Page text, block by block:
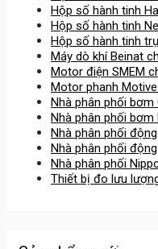
Hộp số hành tinh
Hộp số hành tinh
Hộp số hành tinh
Máy dò khí Beinat
Motor điện SMEM
Motor phanh
Nhà phân phối
Nhà phân phối
Nhà phân phối
Nhà phân phối
Nhà phân phối
Thiết bị đo lưu